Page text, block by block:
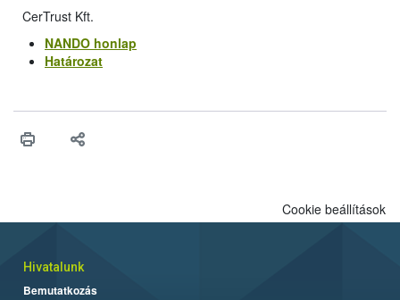
CerTrust Kft.
NANDO honlap
Határozat
Cookie beállítások
Hivatalunk
Bemutatkozás